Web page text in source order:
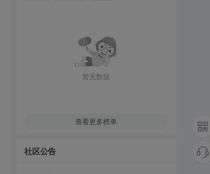
暂无数据
查看更多榜单
社区公告